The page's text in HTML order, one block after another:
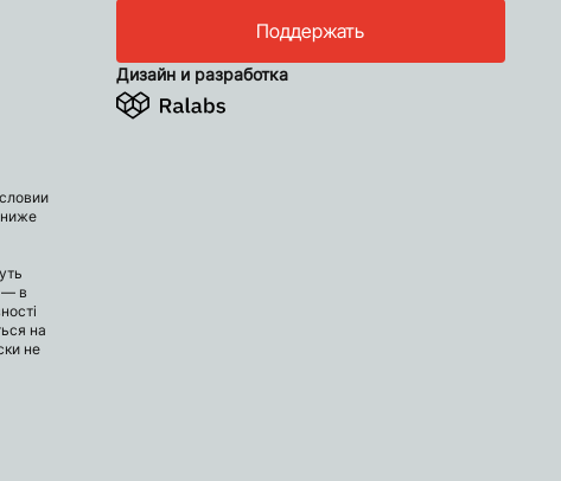
Поддержать
Дизайн и разработка
— в
на
не